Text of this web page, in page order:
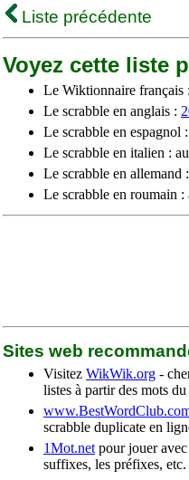
Liste précédente
Voyez cette liste
Le Wiktionnaire français :
Le scrabble en anglais :
Le scrabble en espagnol :
Le scrabble en italien :
Le scrabble en allemand
Le scrabble en roumain :
Sites web
Visitez WikWik.org -
listes à partir des mots
scrabble duplicate en
1Mot.net pour jouer
suffixes, les préfixes, etc.